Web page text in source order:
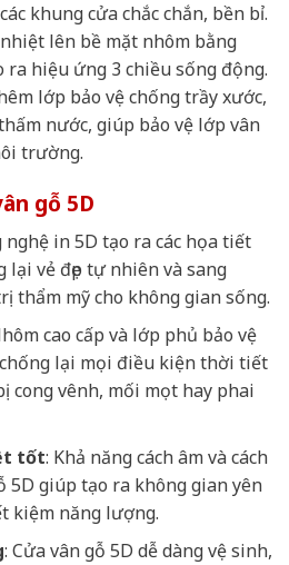
khung cửa chắc chắn, bền bỉ.
lên bề mặt nhôm bằng
hiệu ứng 3 chiều sống động.
lớp bảo vệ chống trầy xước,
nước, giúp bảo vệ lớp vân
trường.
gỗ 5D
nghệ in 5D tạo ra các họa tiết
vẻ đẹp tự nhiên và sang
thẩm mỹ cho không gian sống.
cao cấp và lớp phủ bảo vệ
lại mọi điều kiện thời tiết
cong vênh, mối mọt hay phai
tốt: Khả năng cách âm và cách
5D giúp tạo ra không gian yên
kiệm năng lượng.
: Cửa vân gỗ 5D dễ dàng vệ sinh,